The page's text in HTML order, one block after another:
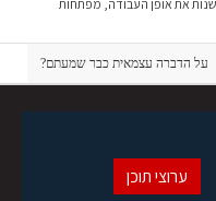
את אופן העבודה, מפתחות
על הדברה עצמאית כבר שמעתם?
ערוצי תוכן